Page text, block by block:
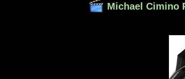
Michael Cimino